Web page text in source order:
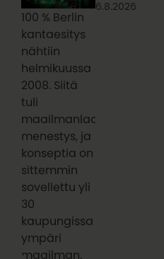
100 % Berlin
kantaesitys
nähtiin
helmikuussa
2008. Siitä
tuli
maailmanlaajuinen
menestys, ja
konseptia on
sittemmin
sovellettu yli
30
kaupungissa
ympäri
maailman.
6.8.2026